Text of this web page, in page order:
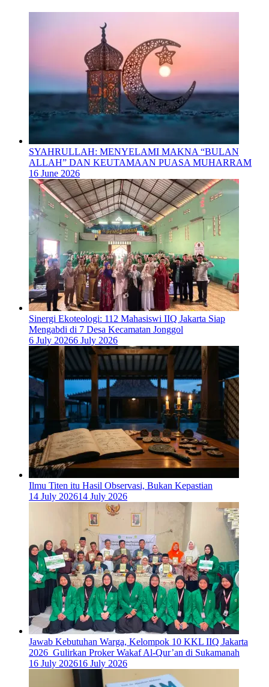
SYAHRULLAH: MENYELAMI MAKNA “BULAN
ALLAH” DAN KEUTAMAAN PUASA MUHARRAM
16 June 2026
‎Sinergi Ekoteologi: 112 Mahasiswi IIQ Jakarta Siap
Mengabdi di 7 Desa Kecamatan Jonggol
6 July 20266 July 2026
Ilmu Titen itu Hasil Observasi, Bukan Kepastian
14 July 202614 July 2026
Jawab Kebutuhan Warga, Kelompok 10 KKL IIQ Jakarta
2026 Gulirkan Proker Wakaf Al-Qur’an di Sukamanah
16 July 202616 July 2026